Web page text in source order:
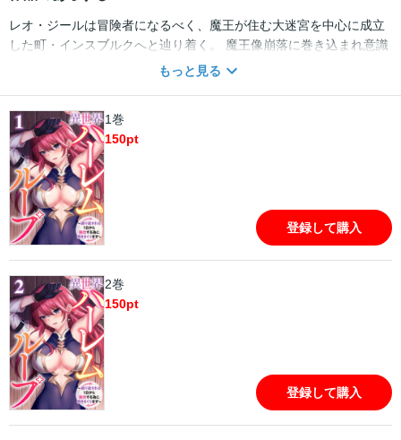
レオ・ジールは冒険者になるべく、魔王が住む大迷宮を中心に成立
した町・インスブルクへと辿り着く。 魔王像崩落に巻き込まれ意識
を失ったレオは、自分が不慮の死を遂げた日本人・平瀬佳人の転生
につく。 しかし、レオが目を覚ますと再び魔王像が崩落する瞬間へ
と移動していた。そこから起きる出来事は全て「昨日経験した事」
と同じであり、レオは1日がループしている事に気付くのであっ
た・・・！果たしてレオの運命は？ 『ループ脱出の為に女の子と
×××せよ』ちょっとH×タイムループ×異世界ファンタジー開幕!!
もっと見る
1巻
150pt
登録して購入
2巻
150pt
登録して購入